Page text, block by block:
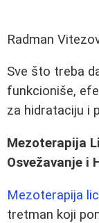
Radman
Sve što treba
funkcioniše,
za hidrataciju i
Mezoterapija
Osvežavanje i
Mezoterapija
tretman koji